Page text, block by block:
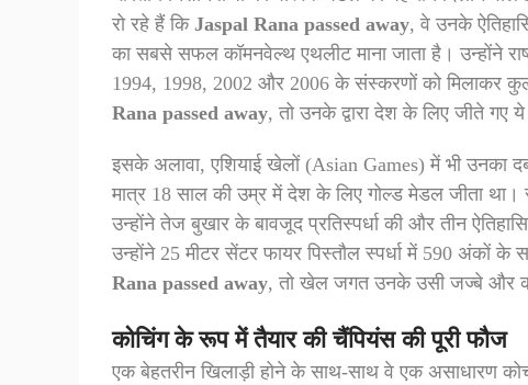
रो रहे हैं कि Jaspal Rana passed away, वे उनके
का सबसे सफल कॉमनवेल्थ एथलीट माना जाता है। उन्होंने
1994, 1998, 2002 और 2006 के संस्करणों को
Rana passed away, तो उनके द्वारा देश के लिए जीते गए
इसके अलावा, एशियाई खेलों (Asian Games) में भी उनका
मात्र 18 साल की उम्र में देश के लिए गोल्ड मेडल जीता
उन्होंने तेज बुखार के बावजूद प्रतिस्पर्धा की और तीन
उन्होंने 25 मीटर सेंटर फायर पिस्तौल स्पर्धा में 590 अंकों के
Rana passed away, तो खेल जगत उनके उसी जज्बे और
कोचिंग के रूप में तैयार की चैंपियंस की पूरी फौज
एक बेहतरीन खिलाड़ी होने के साथ-साथ वे एक असाधारण